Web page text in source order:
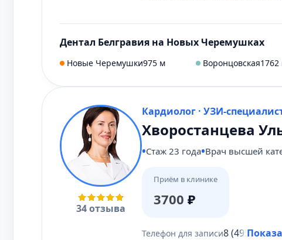
Дентал Белгравия на Новых Черемушках
Новые Черемушки975 м Воронцовская1762
34 отзыва
Кардиолог · УЗИ-
Хворостанцева
Стаж 23 года Врач высшей
Приём в клинике
3700 ₽
Телефон для записи8 (495) 431-